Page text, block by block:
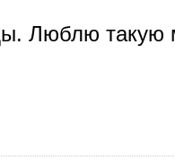
Люблю такую